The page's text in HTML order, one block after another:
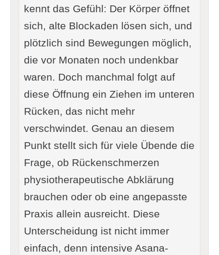
kennt das Gefühl: Der Körper öffnet
sich, alte Blockaden lösen sich, und
plötzlich sind Bewegungen möglich,
die vor Monaten noch undenkbar
waren. Doch manchmal folgt auf
diese Öffnung ein Ziehen im unteren
Rücken, das nicht mehr
verschwindet. Genau an diesem
Punkt stellt sich für viele Übende die
Frage, ob Rückenschmerzen
physiotherapeutische Abklärung
brauchen oder ob eine angepasste
Praxis allein ausreicht. Diese
Unterscheidung ist nicht immer
einfach, denn intensive Asana-